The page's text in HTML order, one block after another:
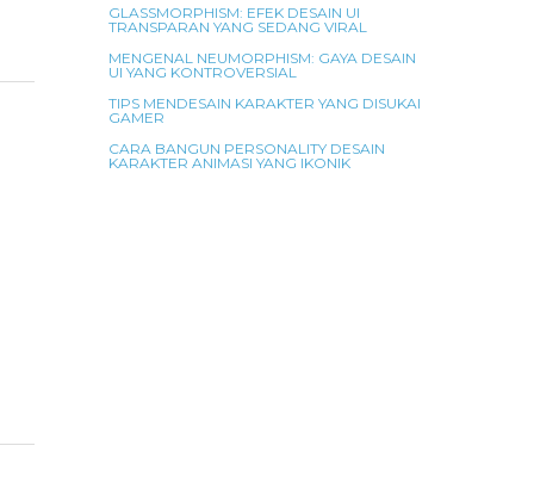
GLASSMORPHISM: EFEK DESAIN UI
TRANSPARAN YANG SEDANG VIRAL
MENGENAL NEUMORPHISM: GAYA DESAIN
UI YANG KONTROVERSIAL
TIPS MENDESAIN KARAKTER YANG DISUKAI
GAMER
CARA BANGUN PERSONALITY DESAIN
KARAKTER ANIMASI YANG IKONIK